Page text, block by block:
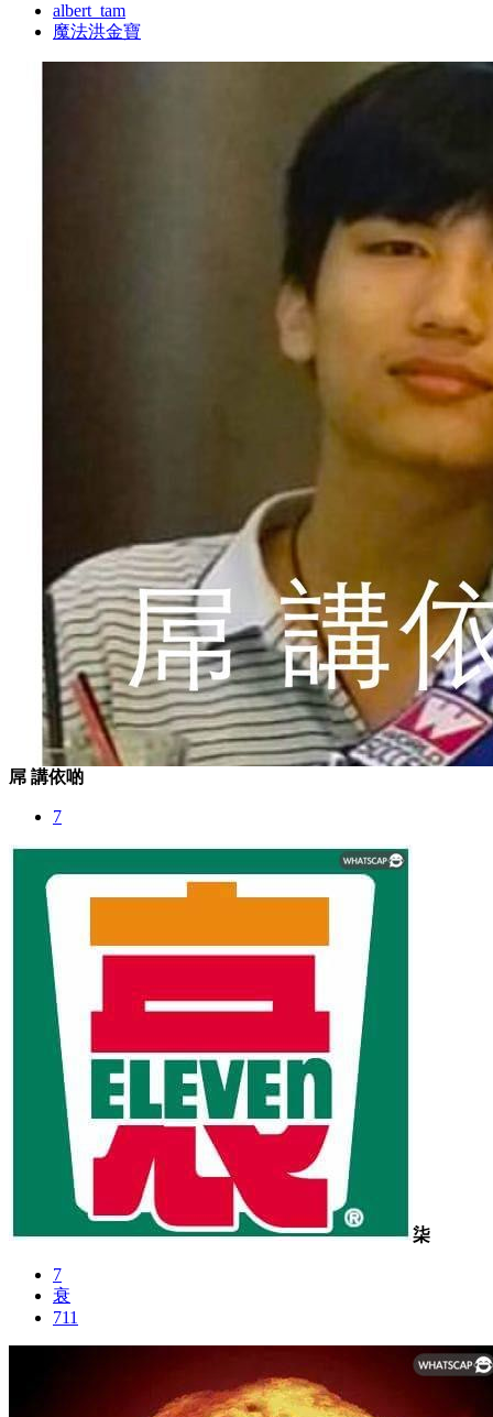
albert_tam
魔法洪金寶
屌 講依啲
7
柒
7
衰
711